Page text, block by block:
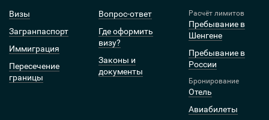
Визы
Загранпаспорт
Иммиграция
Пересечение
границы
Вопрос-ответ
Где оформить
визу?
Законы и
документы
Расчёт лимитов
Пребывание в
Шенгене
Пребывание в
России
Бронирование
Отель
Авиабилеты